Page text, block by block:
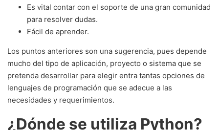
Es vital contar con el soporte de una gran comunidad
para resolver dudas.
Fácil de aprender.
Los puntos anteriores son una sugerencia, pues depende
mucho del tipo de aplicación, proyecto o sistema que se
pretenda desarrollar para elegir entra tantas opciones de
lenguajes de programación que se adecue a las
necesidades y requerimientos.
¿Dónde se utiliza Python?